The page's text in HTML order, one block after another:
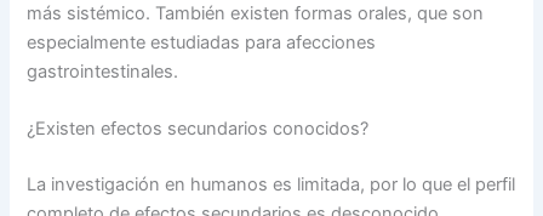
más sistémico. También existen formas orales, que son
especialmente estudiadas para afecciones
gastrointestinales.
¿Existen efectos secundarios conocidos?
La investigación en humanos es limitada, por lo que el perfil